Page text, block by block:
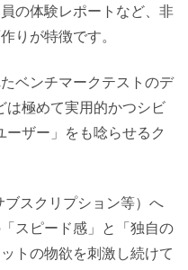
の体験レポートなど、非
りが特徴です。
ベンチマークテストのデ
は極めて実用的かつシビ
ザー」をも唸らせるク
スクリプション等）へ
スピード感」と「独自の
トの物欲を刺激し続けて